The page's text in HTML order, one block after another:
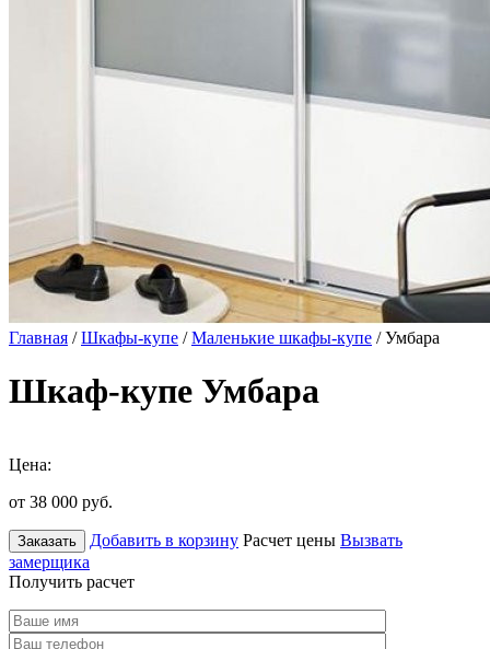
Главная /Шкафы-купе /Маленькие шкафы-купе / Умбара
Шкаф-купе Умбара
Цена:
от 38 000 руб.
Заказать Добавить в корзину Расчет цены Вызвать
замерщика
Получить расчет